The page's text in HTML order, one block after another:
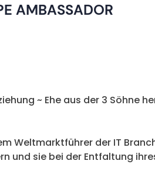
AMBASSADOR
~ Ehe aus der 3 Söhne
Weltmarktführer der IT
und sie bei der Entfaltung